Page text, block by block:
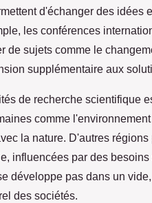
d'échanger des idées
les conférences
de sujets comme le
supplémentaire aux
de recherche scientifique
comme
la nature. D'autres
influencées par des
développe pas dans un
des sociétés.